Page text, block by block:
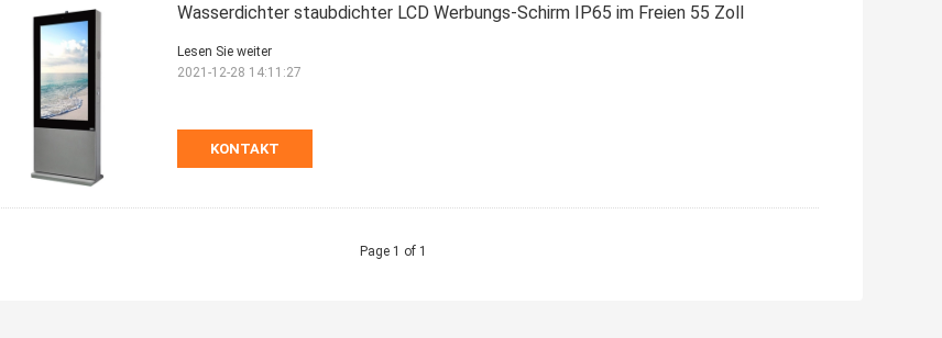
Wasserdichter staubdichter LCD Werbungs-Schirm IP65 im Freien 55 Zoll
KONTAKT
Lesen Sie weiter
2021-12-28 14:11:27
Page 1 of 1